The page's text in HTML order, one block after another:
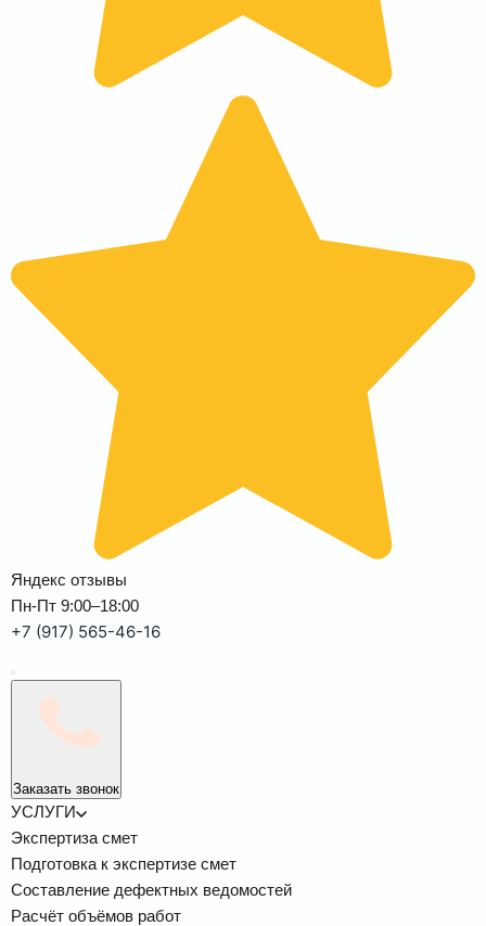
Яндекс отзывы
Пн-Пт 9:00–18:00
+7 (917) 565-46-16
Заказать звонок
УСЛУГИ
Экспертиза смет
Подготовка к экспертизе смет
Составление дефектных ведомостей
Расчёт объёмов работ